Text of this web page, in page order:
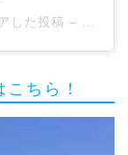
した投稿 –
ちら！